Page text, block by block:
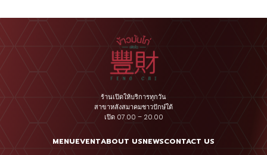
ร้านเปิดให้บริการทุกวัน
สาขาหลังสมาคมชาวปักษ์ใต้
เปิด 07.00 – 20.00
MENUEVENTABOUT USNEWSCONTACT US